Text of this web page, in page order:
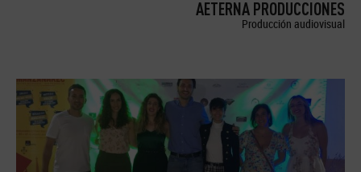
AETERNA PRODUCCIONES
Producción audiovisual